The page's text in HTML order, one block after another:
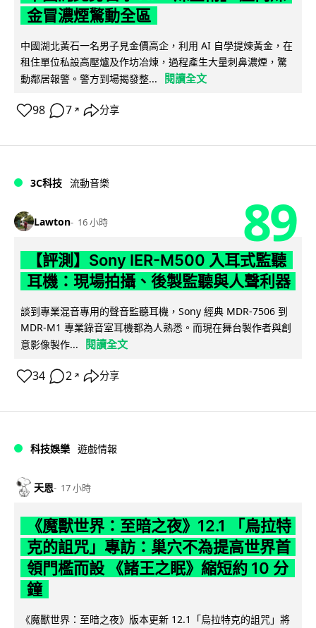
金冒濃煙驚動全區
中國湖北黃石一名男子見金價高企，利用 AI 自學提煉黃金，在
租住單位私設高壓爐及作坊冶煉，過程產生大量刺鼻濃煙，驚
動鄰居報警。警方到場揭發整...
閱讀全文
98 7 ↗ 分享
3C科技 流動音樂
Lawton 16 小時 89
【評測】Sony IER-M500 入耳式監聽
耳機：現場拍攝、後製監聽與人聲利器
談到專業混音專用的聲音監聽耳機，Sony 經典 MDR-7506 到
MDR-M1 專業錄音室耳機都為人熟悉。而現在舞台製作者與創
意影像製作...
閱讀全文
34 2 ↗ 分享
科技娛樂 遊戲情報
天恩 17 小時
《魔獸世界：至暗之夜》12.1 「烏拉特
克的詛咒」專訪：巢穴不為提高世界首
領門檻而設 《諸王之眠》縮短約 10 分
鐘
《魔獸世界：至暗之夜》版本更新 12.1「烏拉特克的詛咒」將